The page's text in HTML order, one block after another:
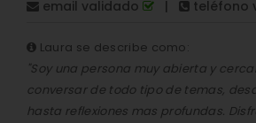
email validado | teléfono
Laura se describe como:
"Soy una persona muy abierta y
conversar de todo tipo de temas,
hasta reflexiones mas profundas.